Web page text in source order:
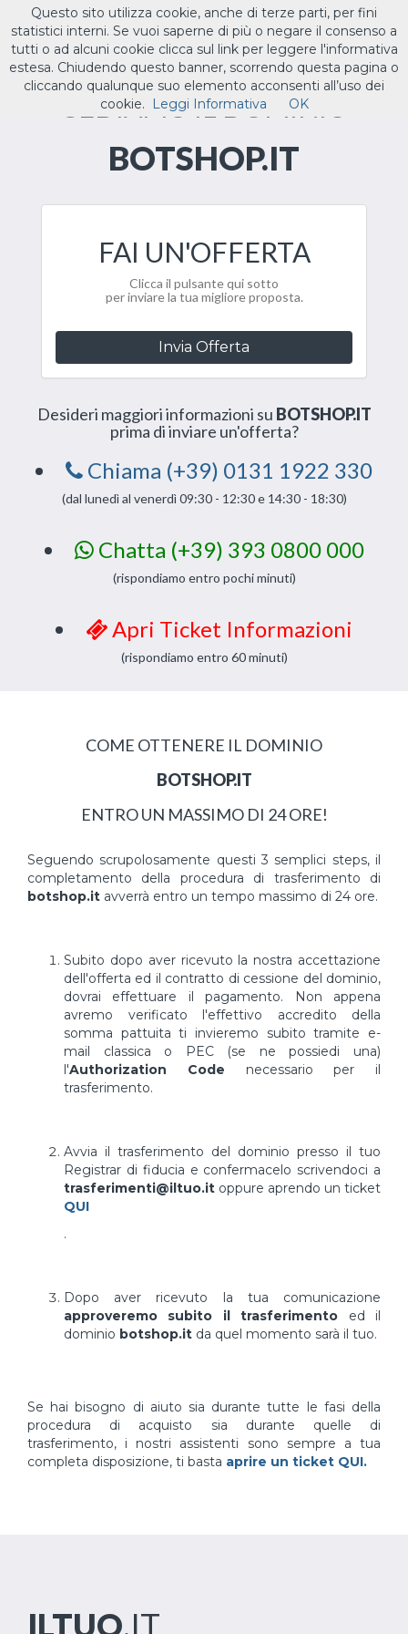
Toggle
ILTUO.IT
CEDIAMO IL DOMINIO
BOTSHOP.IT
FAI UN'OFFERTA
Clicca il pulsante qui sotto
per inviare la tua migliore proposta.
Invia Offerta
Desideri maggiori informazioni su BOTSHOP.IT
prima di inviare un'offerta?
Chiama (+39) 0131 1922 330
(dal lunedì al venerdì 09:30 - 12:30 e 14:30 - 18:30)
Chatta (+39) 393 0800 000
(rispondiamo entro pochi minuti)
Apri Ticket Informazioni
(rispondiamo entro 60 minuti)
COME OTTENERE IL DOMINIO
BOTSHOP.IT
ENTRO UN MASSIMO DI 24 ORE!
Seguendo scrupolosamente questi 3 semplici steps, il
completamento della procedura di trasferimento di
botshop.it avverrà entro un tempo massimo di 24 ore.
Subito dopo aver ricevuto la nostra accettazione
dell'offerta ed il contratto di cessione del dominio,
dovrai effettuare il pagamento. Non appena
avremo verificato l'effettivo accredito della
somma pattuita ti invieremo subito tramite e-
mail classica o PEC (se ne possiedi una)
l'Authorization Code necessario per il
trasferimento.
Avvia il trasferimento del dominio presso il tuo
Registrar di fiducia e confermacelo scrivendoci a
trasferimenti@iltuo.it oppure aprendo un ticket
QUI
.
Dopo aver ricevuto la tua comunicazione
approveremo subito il trasferimento ed il
dominio botshop.it da quel momento sarà il tuo.
Se hai bisogno di aiuto sia durante tutte le fasi della
procedura di acquisto sia durante quelle di
trasferimento, i nostri assistenti sono sempre a tua
completa disposizione, ti basta aprire un ticket QUI.
ILTUO.IT
Questo sito utilizza cookie, anche di terze parti, per fini
statistici interni. Se vuoi saperne di più o negare il consenso a
tutti o ad alcuni cookie clicca sul link per leggere l'informativa
estesa. Chiudendo questo banner, scorrendo questa pagina o
cliccando qualunque suo elemento acconsenti all’uso dei
cookie.
Leggi Informativa OK